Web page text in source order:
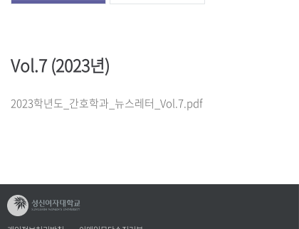
Vol.7 (2023년)
2023학년도_간호학과_뉴스레터_Vol.7.pdf